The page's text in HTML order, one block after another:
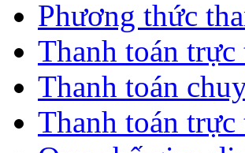
Phương thức
Thanh toán trực
Thanh toán
Thanh toán trực